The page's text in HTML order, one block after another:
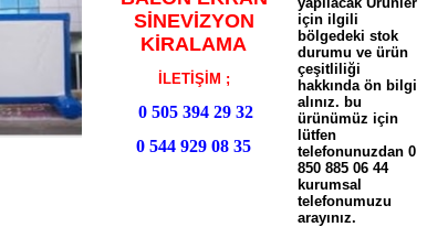
SİNEVİZYON
KİRALAMA
İLETİŞİM ;
0 505 394 29 32
0 544 929 08 35
için ilgili
bölgedeki stok
durumu ve ürün
çeşitliliği
hakkında ön bilgi
alınız. bu
ürünümüz için
lütfen
telefonunuzdan 0
850 885 06 44
kurumsal
telefonumuzu
arayınız.